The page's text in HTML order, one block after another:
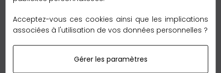
Délai de livraison :
– 6 à 12 jours vers le reste du monde
Garantie Retour 60 jours
Acceptez-vous ces cookies ainsi que les implications
associées à l'utilisation de vos données personnelles ?
Gérer les paramètres